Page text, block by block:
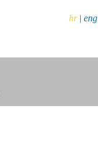
hr| eng